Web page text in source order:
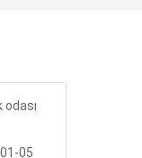
odası
05